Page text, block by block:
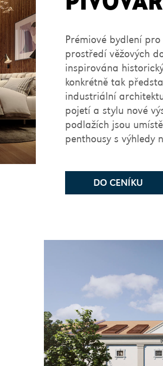
Prémiové bydlení
prostředí věžových
inspirována
konkrétně tak
industriální
pojetí a stylu nové
podlažích jsou
penthousy s výhledy
DO CENÍKU